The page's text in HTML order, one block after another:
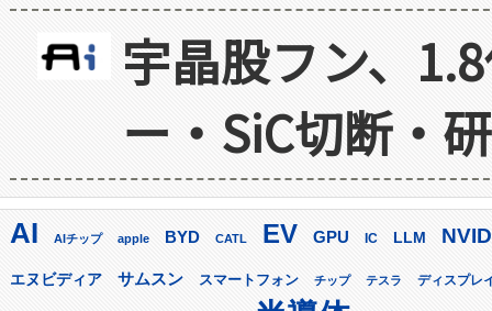
宇晶股フン、
ー・SiC切断・
AI AIチップ apple BYD CATL EV GPU IC LLM
エヌビディア サムスン スマートフォン チップ テスラ ディスプレ